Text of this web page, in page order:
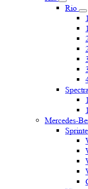
Rio
Mercedes-